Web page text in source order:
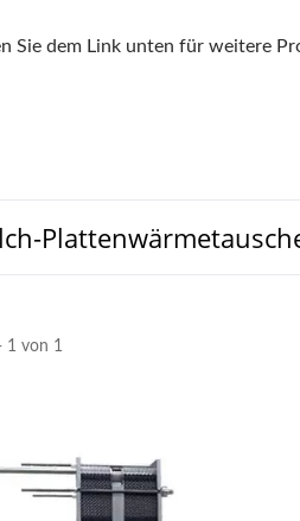
Sie dem Link unten für weitere
1 von 1